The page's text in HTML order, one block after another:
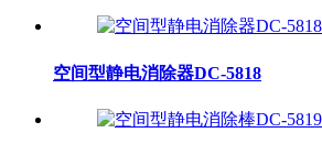
空间型静电消除器DC-5818